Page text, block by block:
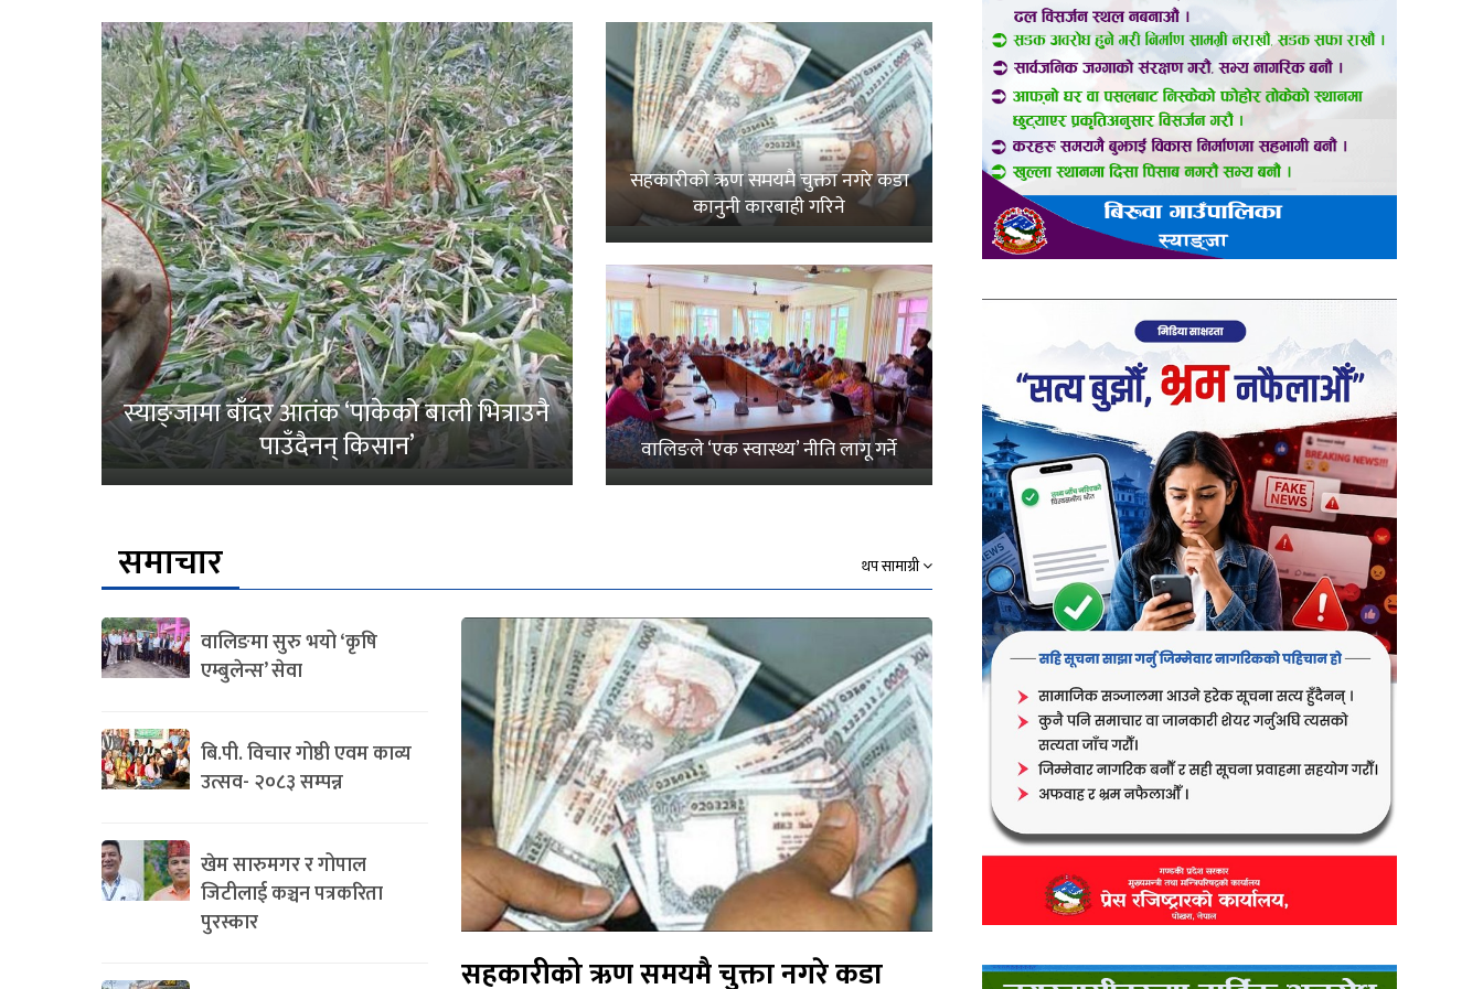
स्याङ्जामा बाँदर आतंक ‘पाकेको बाली भित्राउनै
पाउँदैनन् किसान’
सहकारीको ऋण समयमै चुक्ता नगरे कडा
कानुनी कारबाही गरिने
वालिङले ‘एक स्वास्थ्य’ नीति लागू गर्ने
समाचार थप सामाग्री
वालिङमा सुरु भयो ‘कृषि
एम्बुलेन्स’ सेवा
बि.पी. विचार गोष्ठी एवम काव्य
उत्सव- २०८३ सम्पन्न
खेम सारुमगर र गोपाल
जिटीलाई कञ्चन पत्रकरिता
पुरस्कार
सहकारीको ऋण समयमै चुक्ता नगरे कडा